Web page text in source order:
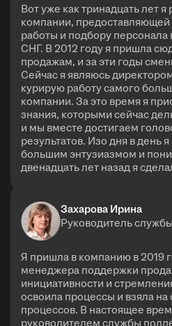
Вот уже как тринадцать лет
компании, предоставляющей
работы и подбору персонала
СНГ. В 2012 году я пришла
продажам, и за эти годы
Сейчас я являюсь
курирую работу самого
компании. За это время я
знания, которыми сейчас
и мы вместе достигаем
результатов. Изо дня в день
большим энтузиазмом и
двенадцать лет назад я
Захарова Ирина
Руководитель
Я пришла в компанию в 2019
менеджера поддержки
инициативности и
освоила процессы и взяла
процессов. В настоящее
руководителем службы